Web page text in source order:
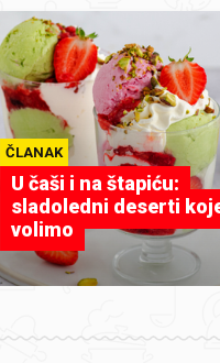
ČLANAK
U čaši i na štapiću:
sladoledni deserti
volimo